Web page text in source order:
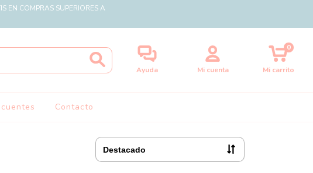
EN COMPRAS SUPERIORES A
Ayuda Mi cuenta Mi carrito
0
Contacto